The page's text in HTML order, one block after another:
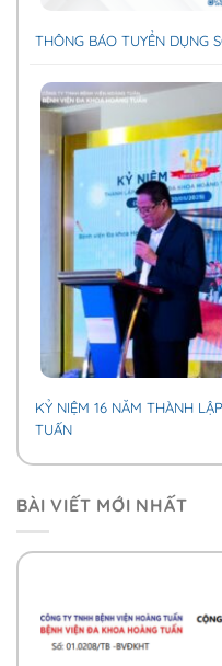
THÔNG BÁO TUYỂN
KỶ NIỆM 16 NĂM THÀNH
TUẤN
BÀI VIẾT MỚI NHẤT